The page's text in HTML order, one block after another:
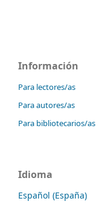
Información
Para lectores/as
Para autores/as
Para bibliotecarios/as
Idioma
Español (España)